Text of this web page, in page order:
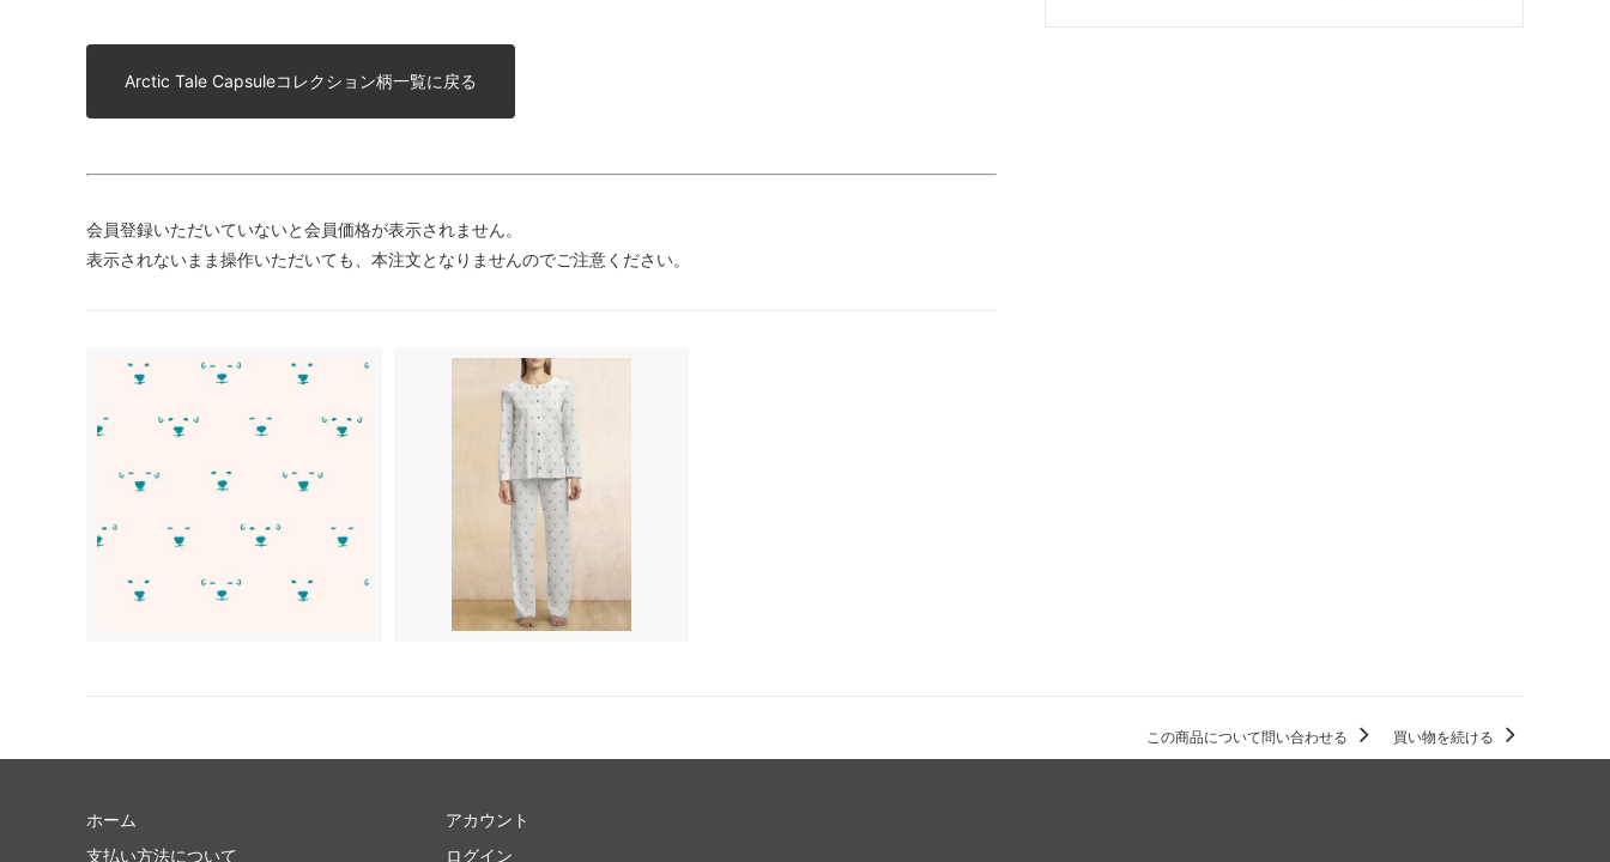
Arctic Tale Capsuleコレクション柄一覧に戻る
会員登録いただいていないと会員価格が表示されません。
表示されないまま操作いただいても、本注文となりませんのでご注意ください。
この商品について問い合わせる 買い物を続ける
ホーム
支払い方法について
アカウント
ログイン